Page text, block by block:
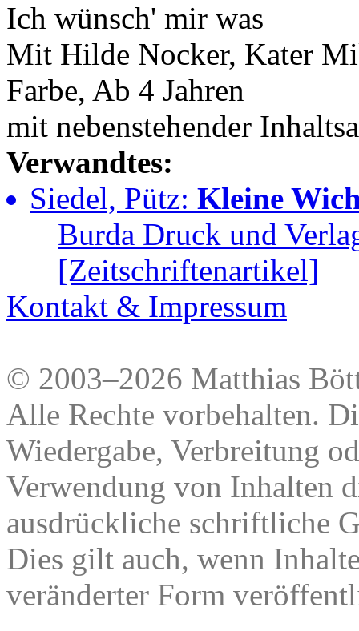
Ich wünsch' mir was
Mit Hilde Nocker, Kater
Farbe, Ab 4 Jahren
mit nebenstehender
Verwandtes:
Siedel, Pütz: Kleine
Burda Druck und
[Zeitschriftenartikel]
Kontakt & Impressum
© 2003–2026 Matthias
Alle Rechte vorbehalten.
Wiedergabe, Verbreitung
Verwendung von Inhalten
ausdrückliche schriftliche
Dies gilt auch, wenn
veränderter Form